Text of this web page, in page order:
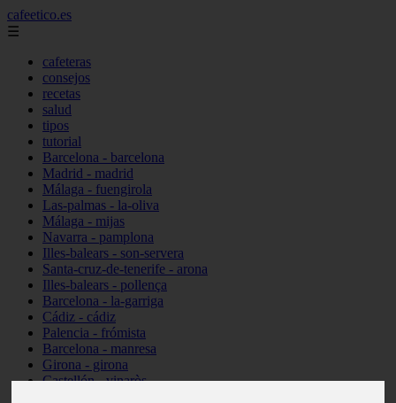
cafeetico.es
☰
cafeteras
consejos
recetas
salud
tipos
tutorial
Barcelona - barcelona
Madrid - madrid
Málaga - fuengirola
Las-palmas - la-oliva
Málaga - mijas
Navarra - pamplona
Illes-balears - son-servera
Santa-cruz-de-tenerife - arona
Illes-balears - pollença
Barcelona - la-garriga
Cádiz - cádiz
Palencia - frómista
Barcelona - manresa
Girona - girona
Castellón - vinaròs